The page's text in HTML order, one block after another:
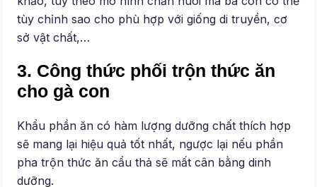
tùy chỉnh sao cho phù hợp với giống di truyền, cơ
sở vật chất,…
3. Công thức phối trộn thức ăn
cho gà con
Khẩu phần ăn có hàm lượng dưỡng chất thích hợp
sẽ mang lại hiệu quả tốt nhất, ngược lại nếu phần
pha trộn thức ăn cẩu thả sẽ mất cân bằng dinh
dưỡng.